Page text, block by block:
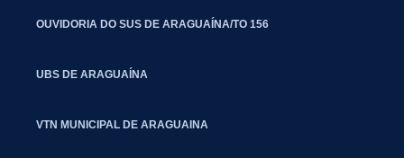
OUVIDORIA DO SUS DE ARAGUAÍNA/TO 156
UBS DE ARAGUAÍNA
VTN MUNICIPAL DE ARAGUAINA